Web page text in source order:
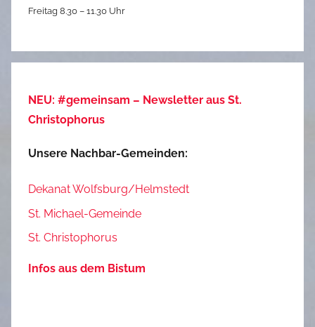
Freitag 8.30 – 11.30 Uhr
NEU: #gemeinsam – Newsletter aus St.
Christophorus
Unsere Nachbar-Gemeinden:
Dekanat Wolfsburg/Helmstedt
St. Michael-Gemeinde
St. Christophorus
Infos aus dem Bistum